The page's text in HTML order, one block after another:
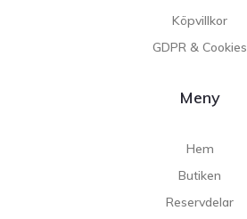
Köpvillkor
GDPR & Cookies
Meny
Hem
Butiken
Reservdelar